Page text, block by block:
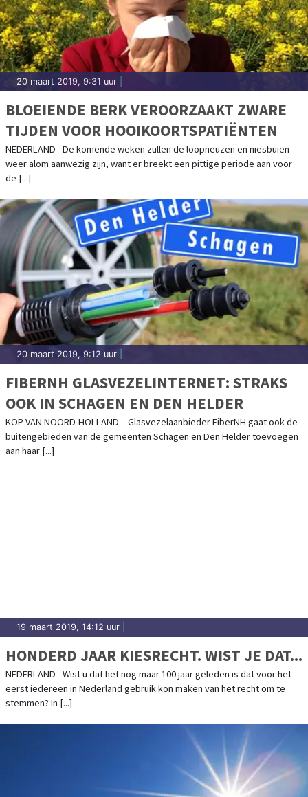
20 maart 2019, 9:31 uur
BLOEIENDE BERK VEROORZAAKT ZWARE
TIJDEN VOOR HOOIKOORTSPATIËNTEN
NEDERLAND - De komende weken zullen de loopneuzen en niesbuien
weer alom aanwezig zijn, want er breekt een pittige periode aan voor
de [...]
20 maart 2019, 9:12 uur
FIBERNH GLASVEZELINTERNET: STRAKS
OOK IN SCHAGEN EN DEN HELDER
KOP VAN NOORD-HOLLAND – Glasvezelaanbieder FiberNH gaat ook de
buitengebieden van de gemeenten Schagen en Den Helder toevoegen
aan haar [...]
19 maart 2019, 14:12 uur
HONDERD JAAR KIESRECHT. WIST JE DAT...
NEDERLAND - Wist u dat het nog maar 100 jaar geleden is dat voor het
eerst iedereen in Nederland gebruik kon maken van het recht om te
stemmen? In [...]